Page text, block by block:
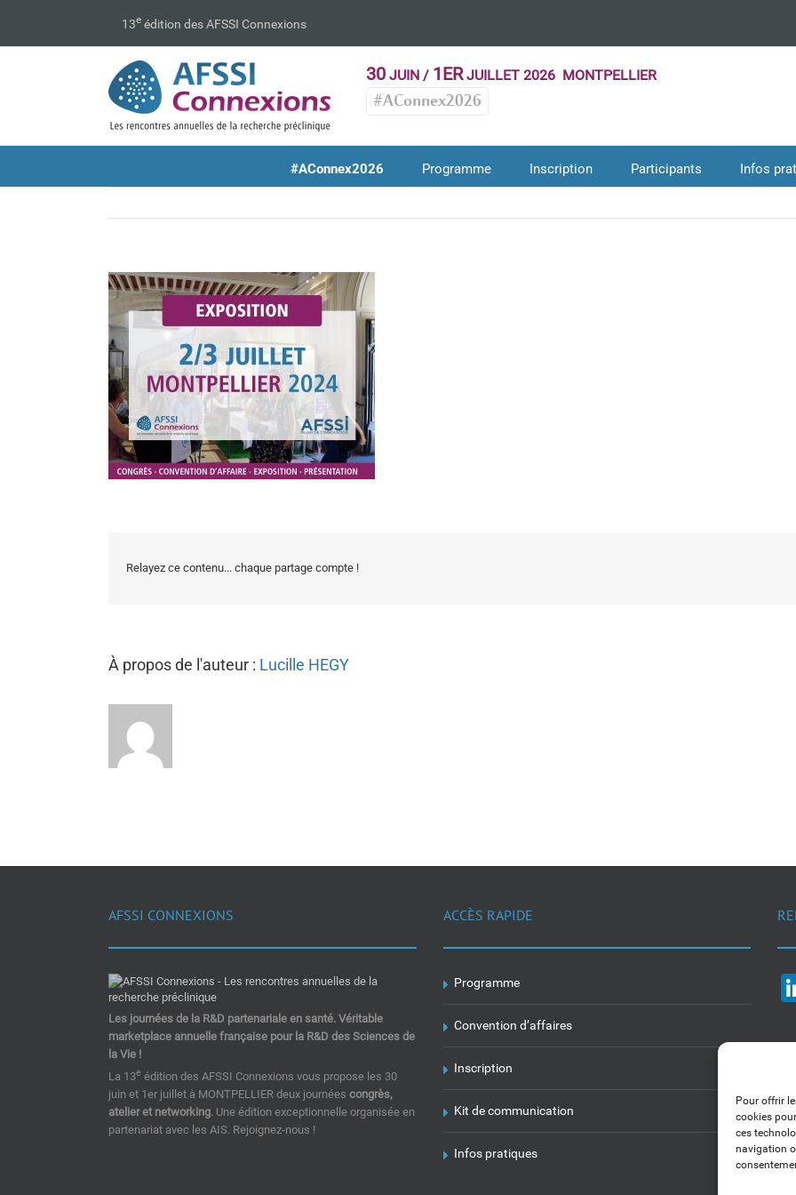
Pour offrir
cookies
ces
navigation
13e édition des AFSSI Connexions
30 JUIN / 1ERJUILLET 2026 MONTPELLIER
#AConnex2026
#AConnex2026 Programme Inscription Participants Infos
Relayez ce contenu... chaque partage compte !
À propos de l'auteur : Lucille HEGY
AFSSI CONNEXIONS
Les journées de la R&D partenariale en santé. Véritable
marketplace annuelle française pour la R&D des Sciences de
la Vie !
La 13e édition des AFSSI Connexions vous propose les 30
juin et 1er juillet à MONTPELLIER deux journées congrès,
atelier et networking. Une édition exceptionnelle organisée en
partenariat avec les AIS. Rejoignez-nous !
ACCÈS RAPIDE
Programme
Convention d’affaires
Inscription
Kit de communication
Infos pratiques